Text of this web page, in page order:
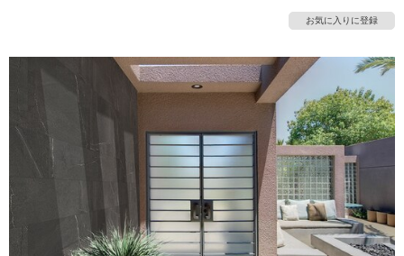
トイレ
扉
エクステリア（外構）
ウッドデッキ フローリング・床材
収納 インテリア・家具
ペット用品
内装用建材 パネル・壁材
インタビュー
店舗・施設事例
ショールーム
ショールーム 仙台ショールーム
名古屋 ショールーム ショールーム
福岡 ショールーム 札幌スマートショールー
ム
横浜スマート
ショールー
ム
ウェルビーみのおHDC
BOX
サポート
ご利用ガイド 初めての方へ
よくある質問 お問い合わせ
修理お問い合わせ クレーム公開
説明書・図面検索 水まわり3年保証
その他サービス
ミラタップと創る家
ASOLIE
工事会社紹介Coziコンシ
ェルジュ
自分らしい家づくり
SUVACO
最高のリノベ会社がみつ
かるリノベりす
お気に入りに登録